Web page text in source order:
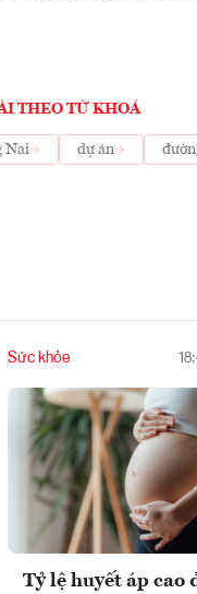
THEO TỪ KHOÁ
Nai dự án
Sức khỏe
Tỷ lệ huyết áp cao